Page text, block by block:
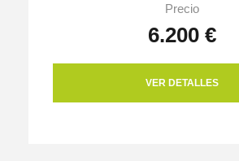
Precio
6.200 €
VER DETALLES